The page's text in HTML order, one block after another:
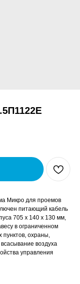
Микро для проемов
питающий кабель
705 x 140 x 130 мм,
в ограниченном
пунктов, охраны,
воздуха
управления